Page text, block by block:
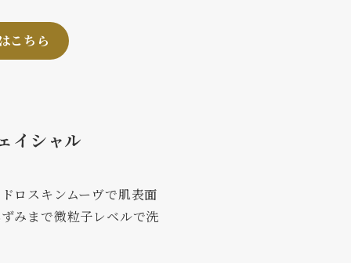
こちら
イシャル
ロスキンムーヴで肌表面
みまで微粒子レベルで洗